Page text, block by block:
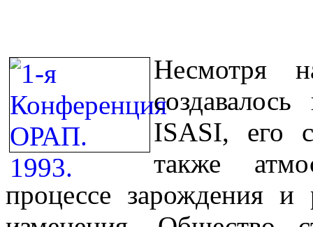
Несмотря
ISASI, его
также
процессе зарождения и